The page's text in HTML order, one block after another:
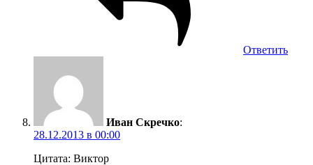
Ответить
Иван Скречко:
28.12.2013 в 00:00
Цитата: Виктор